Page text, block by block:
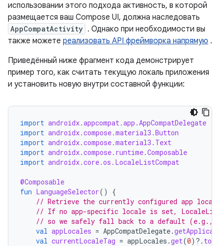
использовании этого подхода активность, в которой
размещается ваш Compose UI, должна наследовать
AppCompatActivity . Однако при необходимости вы
также можете реализовать API фреймворка напрямую .
Приведённый ниже фрагмент кода демонстрирует
пример того, как считать текущую локаль приложения
и установить новую внутри составной функции:
import androidx.appcompat.app.AppCompatDelegate
import androidx.compose.material3.Button
import androidx.compose.material3.Text
import androidx.compose.runtime.Composable
import androidx.core.os.LocaleListCompat
@Composable
fun LanguageSelector()
{
// Retrieve the currently configured app
// If no app-specific locale is set,
// so we safely fall back to a default (e.g.,
val appLocales = AppCompatDelegate.
val currentLocaleTag = appLocales .get(0) ?.